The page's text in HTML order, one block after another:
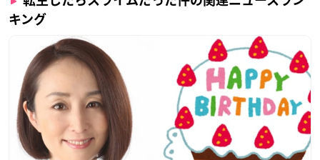
キング